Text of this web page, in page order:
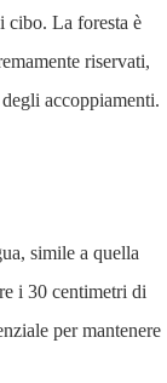
cibo. La foresta è
riservati,
accoppiamenti.
simile a quella
i 30 centimetri di
per mantenere